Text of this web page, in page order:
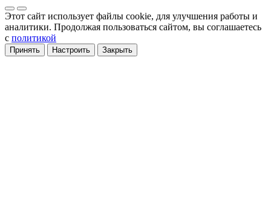
Этот сайт использует файлы cookie, для улучшения работы и
аналитики. Продолжая пользоваться сайтом, вы соглашаетесь
с политикой
Принять Настроить Закрыть